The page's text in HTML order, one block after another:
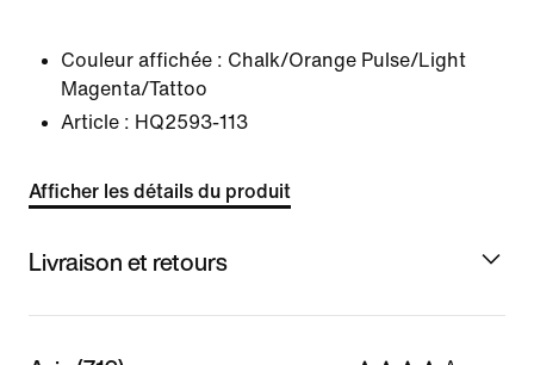
Couleur affichée : Chalk/Orange Pulse/Light
Magenta/Tattoo
Article : HQ2593-113
Afficher les détails du produit
Livraison et retours